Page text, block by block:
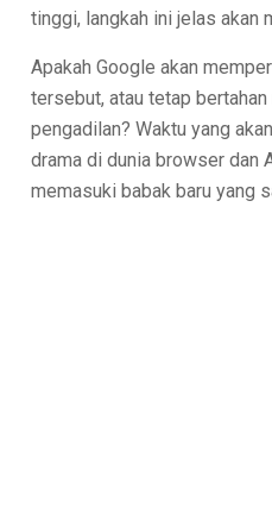
tinggi, langkah ini jelas akan
Apakah Google akan
tersebut, atau tetap
pengadilan? Waktu yang
drama di dunia browser dan
memasuki babak baru yang